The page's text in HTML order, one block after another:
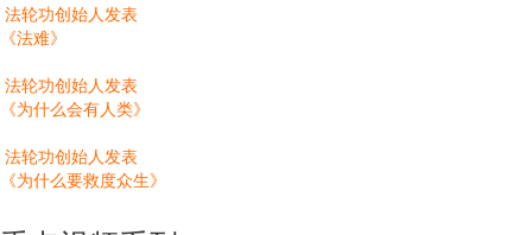
法轮功创始人发表
《法难》
法轮功创始人发表
《为什么会有人类》
法轮功创始人发表
《为什么要救度众生》